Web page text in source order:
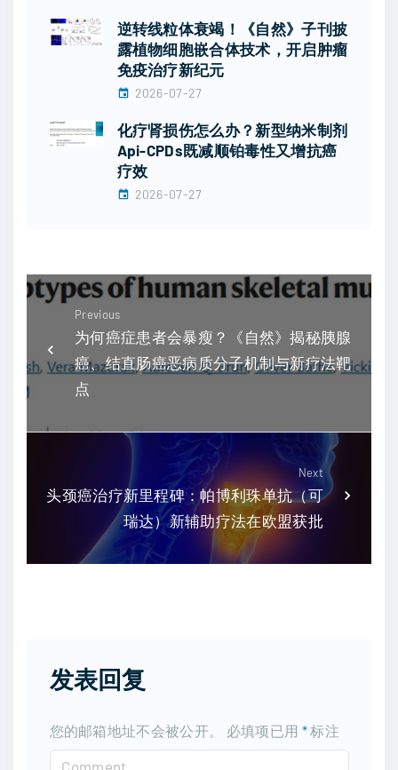
逆转线粒体衰竭！《自然》子刊披
露植物细胞嵌合体技术，开启肿瘤
免疫治疗新纪元
2026-07-27
化疗肾损伤怎么办？新型纳米制剂
Api-CPDs既减顺铂毒性又增抗癌
疗效
2026-07-27
Previous
为何癌症患者会暴瘦？《自然》揭秘胰腺
癌、结直肠癌恶病质分子机制与新疗法靶
点
Next
头颈癌治疗新里程碑：帕博利珠单抗（可
瑞达）新辅助疗法在欧盟获批
发表回复
您的邮箱地址不会被公开。 必填项已用 *标注